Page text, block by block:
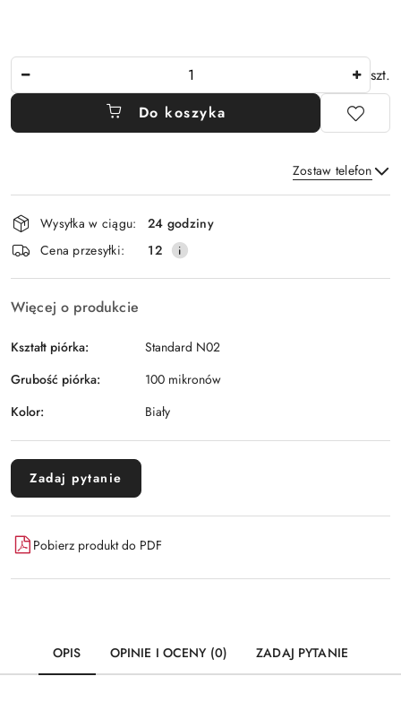
szt.
Do koszyka
Zostaw telefon
Wyślij
Dostępność
i
dostawa
Wysyłka w ciągu:
24 godziny
Cena przesyłki:
12
Więcej o produkcie
Kształt piórka:
Standard N02
Grubość piórka:
100 mikronów
Kolor:
Biały
Zadaj pytanie
Pobierz produkt do PDF
OPIS OPINIE I OCENY (0) ZADAJ PYTANIE